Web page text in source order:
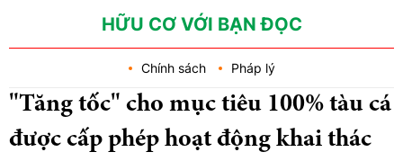
HỮU CƠ VỚI BẠN ĐỌC
Chính sách Pháp lý
"Tăng tốc" cho mục tiêu 100% tàu cá
được cấp phép hoạt động khai thác